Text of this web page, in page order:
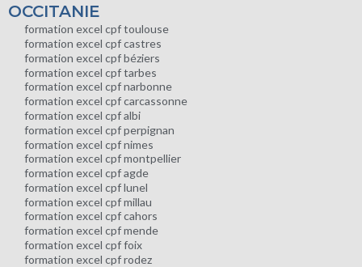
OCCITANIE
formation excel cpf toulouse
formation excel cpf castres
formation excel cpf béziers
formation excel cpf tarbes
formation excel cpf narbonne
formation excel cpf carcassonne
formation excel cpf albi
formation excel cpf perpignan
formation excel cpf nimes
formation excel cpf montpellier
formation excel cpf agde
formation excel cpf lunel
formation excel cpf millau
formation excel cpf cahors
formation excel cpf mende
formation excel cpf foix
formation excel cpf rodez